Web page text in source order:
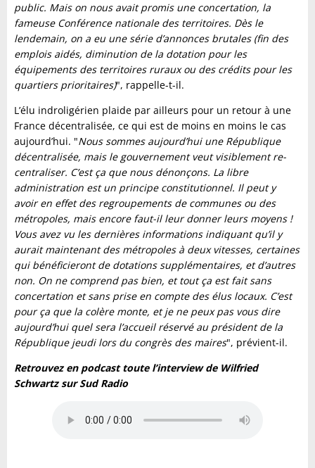
public. Mais on nous avait promis une concertation, la
fameuse Conférence nationale des territoires. Dès le
lendemain, on a eu une série d’annonces brutales (fin des
emplois aidés, diminution de la dotation pour les
équipements des territoires ruraux ou des crédits pour les
quartiers prioritaires)", rappelle-t-il.
L’élu indroligérien plaide par ailleurs pour un retour à une
France décentralisée, ce qui est de moins en moins le cas
aujourd’hui. "Nous sommes aujourd’hui une République
décentralisée, mais le gouvernement veut visiblement re-
centraliser. C’est ça que nous dénonçons. La libre
administration est un principe constitutionnel. Il peut y
avoir en effet des regroupements de communes ou des
métropoles, mais encore faut-il leur donner leurs moyens !
Vous avez vu les dernières informations indiquant qu’il y
aurait maintenant des métropoles à deux vitesses, certaines
qui bénéficieront de dotations supplémentaires, et d’autres
non. On ne comprend pas bien, et tout ça est fait sans
concertation et sans prise en compte des élus locaux. C’est
pour ça que la colère monte, et je ne peux pas vous dire
aujourd’hui quel sera l’accueil réservé au président de la
République jeudi lors du congrès des maires", prévient-il.
Retrouvez en podcast toute l’interview de Wilfried
Schwartz sur Sud Radio